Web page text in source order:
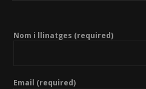
Nom i llinatges (required)
Email (required)